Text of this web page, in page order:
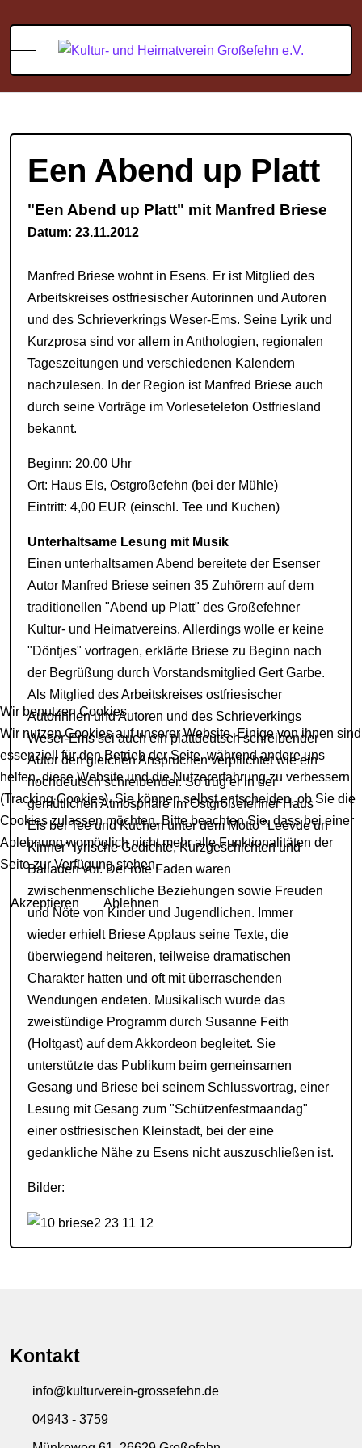
Mobile Menu Toggle
Een Abend up Platt
"Een Abend up Platt" mit Manfred Briese
Datum: 23.11.2012
Manfred Briese wohnt in Esens. Er ist Mitglied des
Arbeitskreises ostfriesischer Autorinnen und Autoren
und des Schrieverkrings Weser-Ems. Seine Lyrik und
Kurzprosa sind vor allem in Anthologien, regionalen
Tageszeitungen und verschiedenen Kalendern
nachzulesen. In der Region ist Manfred Briese auch
durch seine Vorträge im Vorlesetelefon Ostfriesland
bekannt.
Beginn: 20.00 Uhr
Ort: Haus Els, Ostgroßefehn (bei der Mühle)
Eintritt: 4,00 EUR (einschl. Tee und Kuchen)
Unterhaltsame Lesung mit Musik
Einen unterhaltsamen Abend bereitete der Esenser
Autor Manfred Briese seinen 35 Zuhörern auf dem
traditionellen "Abend up Platt" des Großefehner
Kultur- und Heimatvereins. Allerdings wolle er keine
"Döntjes" vortragen, erklärte Briese zu Beginn nach
der Begrüßung durch Vorstandsmitglied Gert Garbe.
Als Mitglied des Arbeitskreises ostfriesischer
Autorinnen und Autoren und des Schrieverkings
Weser-Ems sei auch ein plattdeutsch schreibender
Autor den gleichen Ansprüchen verpflichtet wie ein
hochdeutsch schreibender. So trug er in der
gemütlichen Atmosphäre im Ostgroßefehner Haus
Els bei Tee und Kuchen unter dem Motto "Leevde un
Kinner" lyrische Gedichte, Kurzgeschichten und
Balladen vor. Der rote Faden waren
zwischenmenschliche Beziehungen sowie Freuden
und Nöte von Kinder und Jugendlichen. Immer
wieder erhielt Briese Applaus seine Texte, die
überwiegend heiteren, teilweise dramatischen
Charakter hatten und oft mit überraschenden
Wendungen endeten. Musikalisch wurde das
zweistündige Programm durch Susanne Feith
(Holtgast) auf dem Akkordeon begleitet. Sie
unterstützte das Publikum beim gemeinsamen
Gesang und Briese bei seinem Schlussvortrag, einer
Lesung mit Gesang zum "Schützenfestmaandag"
einer ostfriesischen Kleinstadt, bei der eine
gedankliche Nähe zu Esens nicht auszuschließen ist.
Bilder:
Kontakt
info@kulturverein-grossefehn.de
04943 - 3759
Wir benutzen Cookies
Wir nutzen Cookies auf unserer Website. Einige von ihnen sind
essenziell für den Betrieb der Seite, während andere uns
helfen, diese Website und die Nutzererfahrung zu verbessern
(Tracking Cookies). Sie können selbst entscheiden, ob Sie die
Cookies zulassen möchten. Bitte beachten Sie, dass bei einer
Ablehnung womöglich nicht mehr alle Funktionalitäten der
Seite zur Verfügung stehen.
Akzeptieren Ablehnen